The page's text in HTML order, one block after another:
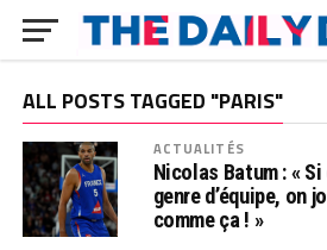
ALL POSTS TAGGED "PARIS"
ACTUALITÉS
Nicolas Batum : «
genre d’équipe, on
comme ça ! »